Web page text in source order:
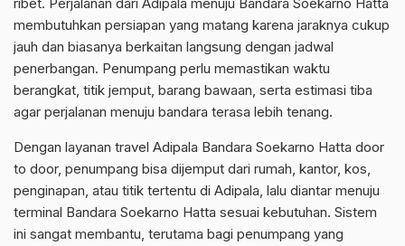
ribet. Perjalanan dari Adipala menuju Bandara Soekarno Hatta
membutuhkan persiapan yang matang karena jaraknya cukup
jauh dan biasanya berkaitan langsung dengan jadwal
penerbangan. Penumpang perlu memastikan waktu
berangkat, titik jemput, barang bawaan, serta estimasi tiba
agar perjalanan menuju bandara terasa lebih tenang.
Dengan layanan travel Adipala Bandara Soekarno Hatta door
to door, penumpang bisa dijemput dari rumah, kantor, kos,
penginapan, atau titik tertentu di Adipala, lalu diantar menuju
terminal Bandara Soekarno Hatta sesuai kebutuhan. Sistem
ini sangat membantu, terutama bagi penumpang yang